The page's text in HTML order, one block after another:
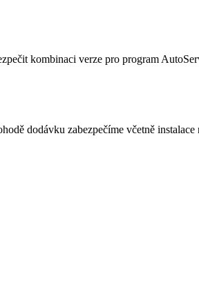
kombinaci verze pro program
dodávku zabezpečíme včetně instalace